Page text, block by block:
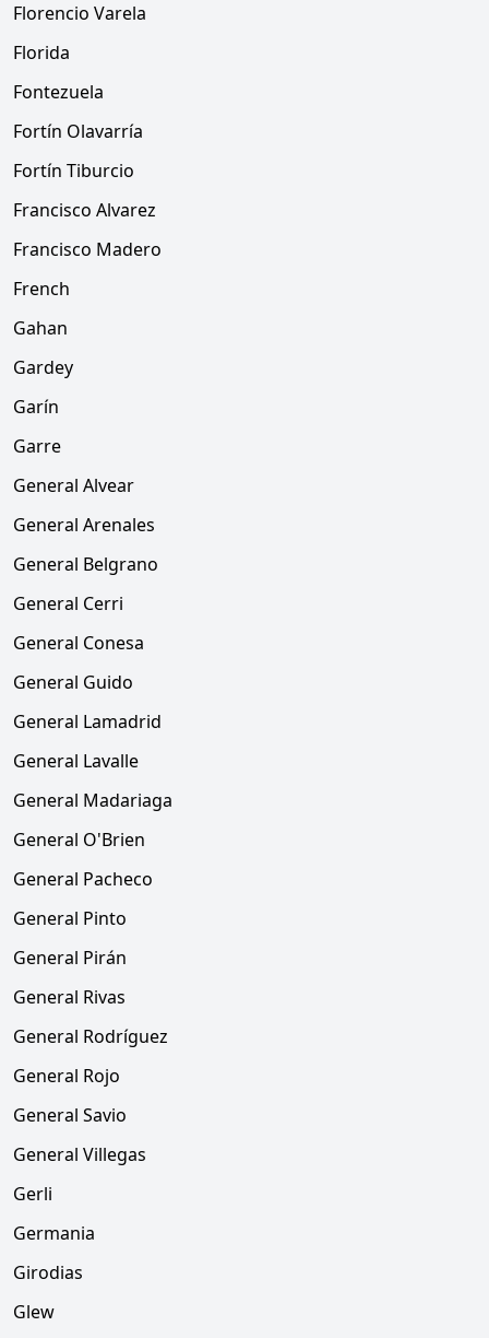
Florencio Varela
Florida
Fontezuela
Fortín Olavarría
Fortín Tiburcio
Francisco Alvarez
Francisco Madero
French
Gahan
Gardey
Garín
Garre
General Alvear
General Arenales
General Belgrano
General Cerri
General Conesa
General Guido
General Lamadrid
General Lavalle
General Madariaga
General O'Brien
General Pacheco
General Pinto
General Pirán
General Rivas
General Rodríguez
General Rojo
General Savio
General Villegas
Gerli
Germania
Girodias
Glew